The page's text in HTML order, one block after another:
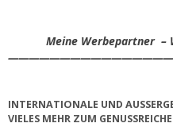
Meine Werbepartner –
INTERNATIONALE UND
IELES MEHR ZUM